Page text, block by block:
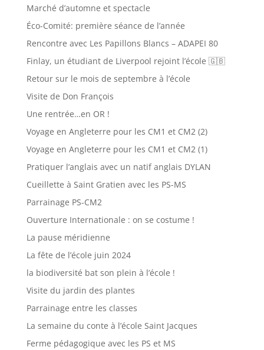
Marché d’automne et spectacle
Éco-Comité: première séance de l’année
Rencontre avec Les Papillons Blancs – ADAPEI 80
Finlay, un étudiant de Liverpool rejoint l’école 🇬🇧
Retour sur le mois de septembre à l’école
Visite de Don François
Une rentrée…en OR !
Voyage en Angleterre pour les CM1 et CM2 (2)
Voyage en Angleterre pour les CM1 et CM2 (1)
Pratiquer l’anglais avec un natif anglais DYLAN
Cueillette à Saint Gratien avec les PS-MS
Parrainage PS-CM2
Ouverture Internationale : on se costume !
La pause méridienne
La fête de l’école juin 2024
la biodiversité bat son plein à l’école !
Visite du jardin des plantes
Parrainage entre les classes
La semaine du conte à l’école Saint Jacques
Ferme pédagogique avec les PS et MS